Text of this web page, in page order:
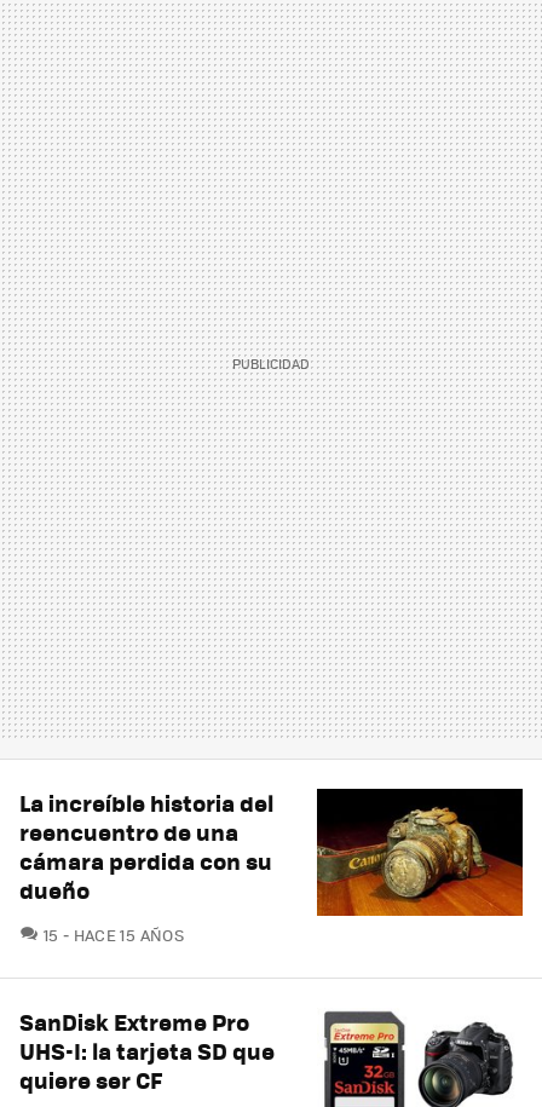
La increíble historia del
reencuentro de una
cámara perdida con su
dueño
15 COMENTARIOS
HACE 15 AÑOS
SanDisk Extreme Pro
UHS-I: la tarjeta SD que
quiere ser CF